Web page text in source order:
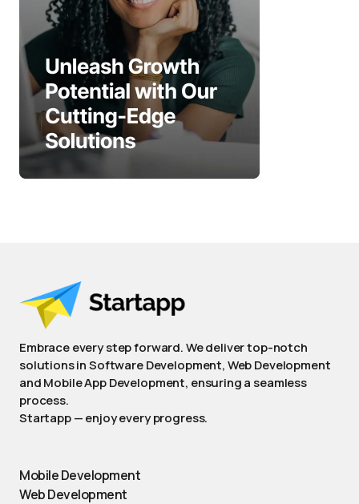
Embrace every step forward. We deliver top-notch
solutions in Software Development, Web Development
and Mobile App Development, ensuring a seamless
process.
Startapp — enjoy every progress.
Mobile Development
Web Development